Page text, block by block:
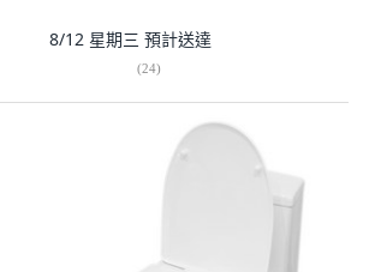
8/12 星期三 預計送達
(24)